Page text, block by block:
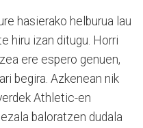
hasierako helburua lau
hiru izan ditugu. Horri
ere espero genuen,
begira. Azkenean nik
Athletic-en
baloratzen dudala